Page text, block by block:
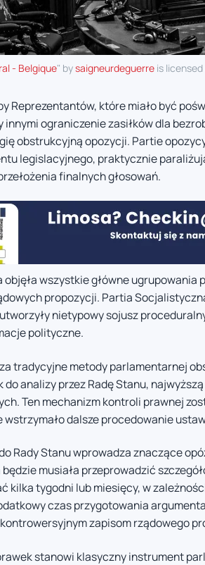
- Belgique" bysaigneurdeguerre is
Reprezentantów, które miało być
ograniczenie zasiłków dla
obstrukcyjną opozycji. Partie
legislacyjnego, praktycznie
finalnych głosowań.
wszystkie główne ugrupowania
propozycji. Partia
nietypowy sojusz
polityczne.
tradycyjne metody parlamentarnej
analizy przez Radę Stanu,
Ten mechanizm kontroli prawnej
dalsze procedowanie
Rady Stanu wprowadza znaczące
musiała przeprowadzić
kilka tygodni lub miesięcy, w
czas przygotowania
zapisom rządowego
stanowi klasyczny instrument